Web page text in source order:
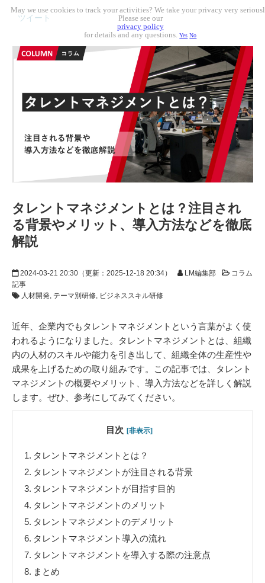
ツイート
タレントマネジメントとは？注目され
る背景やメリット、導入方法などを徹底
解説
2024-03-21 20:30 （更新： 2025-12-18 20:34） LM編集部
コラム
記事
人材開発 テーマ別研修 ビジネススキル研修
近年、企業内でもタレントマネジメントという言葉がよく使
われるようになりました。タレントマネジメントとは、組織
内の人材のスキルや能力を引き出して、組織全体の生産性や
成果を上げるための取り組みです。この記事では、タレント
マネジメントの概要やメリット、導入方法などを詳しく解説
します。ぜひ、参考にしてみてください。
目次 [非表示]
1. タレントマネジメントとは？
2. タレントマネジメントが注目される背景
3. タレントマネジメントが目指す目的
4. タレントマネジメントのメリット
5. タレントマネジメントのデメリット
6. タレントマネジメント導入の流れ
7. タレントマネジメントを導入する際の注意点
8. まとめ
May we use cookies to track your activities? We take your privacy very
Please see our
privacy policy
for details and any questions.Yes No